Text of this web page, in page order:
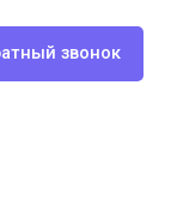
звонок